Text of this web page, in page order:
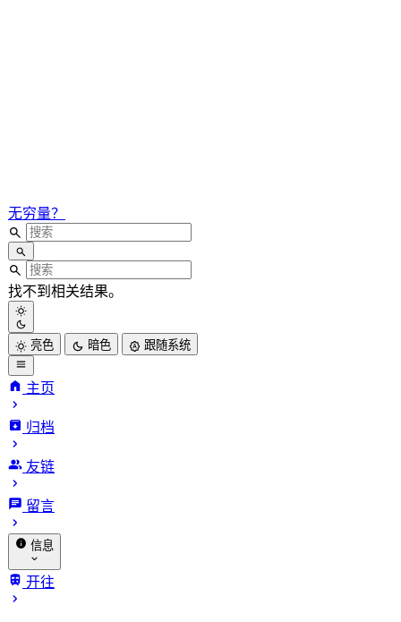
无穷量？
找不到相关结果。
亮色 暗色 跟随系统
主页
归档
友链
留言
信息
关于我
开往
归档